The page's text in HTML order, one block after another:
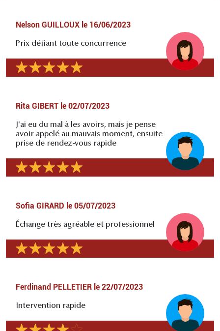
Nelson GUILLOUX le 16/06/2023
Prix défiant toute concurrence
Rita GIBERT le 02/07/2023
J'ai eu du mal à les avoirs, mais je pense
avoir appelé au mauvais moment, ensuite
prise de rendez-vous rapide
Sofia GIRARD le 05/07/2023
Échange très agréable et professionnel
Ferdinand PELLETIER le 22/07/2023
Intervention rapide